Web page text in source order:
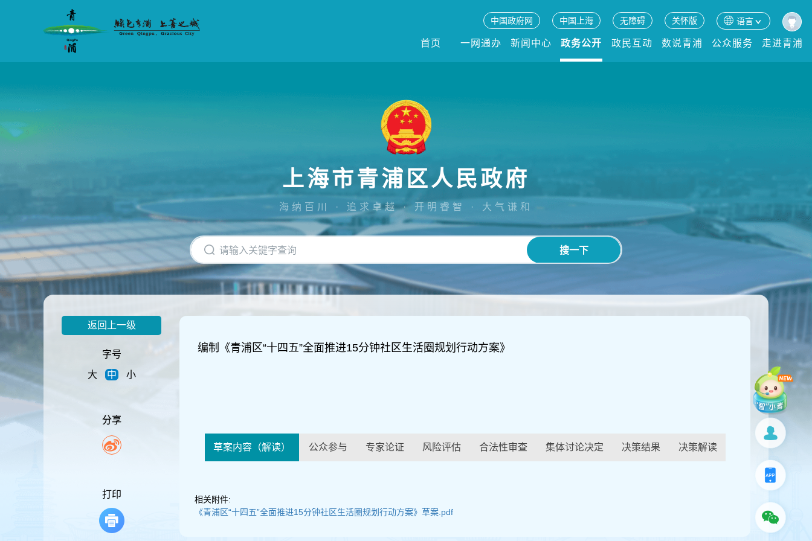
网
区
主
要
内
区
域
中国政府网 中国上海 无障碍 关怀版 语言
首页 一网通办 新闻中心 政务公开 政民互动 数说青浦 公众服务 走进青浦
上海市青浦区人民政府
海纳百川 · 追求卓越 · 开明睿智 · 大气谦和
搜一下
返回上一级
字号
大
中 小
分享
打印
编制《青浦区“十四五”全面推进15分钟社区生活圈规划行动方案》
草案内容（解读） 公众参与 专家论证 风险评估 合法性审查 集体讨论决定 决策结果 决策解读
相关附件:
《青浦区“十四五”全面推进15分钟社区生活圈规划行动方案》草案.pdf